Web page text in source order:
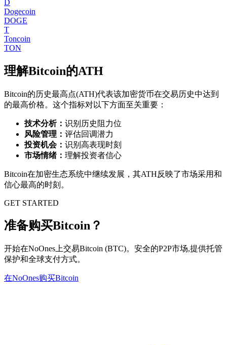
D
Dogecoin
DOGE
T
Toncoin
TON
理解Bitcoin的ATH
Bitcoin的历史最高点(ATH)代表该加密货币在交易历史中达到
的最高价格。这个指标对以下方面至关重要：
技术分析： 识别历史阻力位
风险管理： 评估回调潜力
投资机会： 识别高表现时刻
市场情绪： 理解投资者信心
Bitcoin在加密生态系统中继续发展，其ATH反映了市场采用和
信心最高的时刻。
GET STARTED
准备购买Bitcoin？
开始在NoOnes上交易Bitcoin (BTC)。安全的P2P市场,提供托管
保护和全球支付方式。
在NoOnes购买Bitcoin